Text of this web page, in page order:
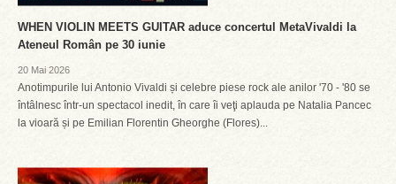
WHEN VIOLIN MEETS GUITAR aduce concertul MetaVivaldi la
Ateneul Român pe 30 iunie
20 Mai 2026
Anotimpurile lui Antonio Vivaldi și celebre piese rock ale anilor '70 - '80 se
întâlnesc într-un spectacol inedit, în care îi veţi aplauda pe Natalia Pancec
la vioară și pe Emilian Florentin Gheorghe (Flores)...